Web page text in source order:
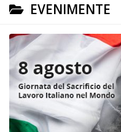
EVENIMENTE